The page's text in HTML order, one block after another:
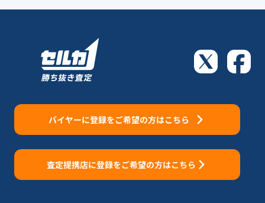
バイヤーに登録をご希望の方はこちら
査定提携店に登録をご希望の方はこちら